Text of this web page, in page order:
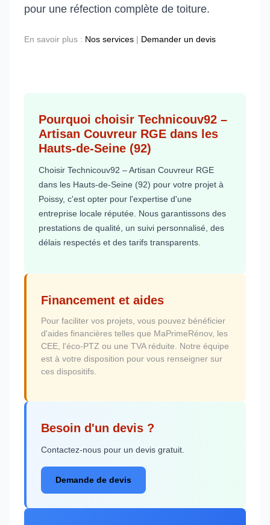
pour une réfection complète de toiture.
En savoir plus : Nos services | Demander un devis
Pourquoi choisir Technicouv92 –
Artisan Couvreur RGE dans les
Hauts-de-Seine (92)
Choisir Technicouv92 – Artisan Couvreur RGE
dans les Hauts-de-Seine (92) pour votre projet à
Poissy, c'est opter pour l'expertise d'une
entreprise locale réputée. Nous garantissons des
prestations de qualité, un suivi personnalisé, des
délais respectés et des tarifs transparents.
Financement et aides
Pour faciliter vos projets, vous pouvez bénéficier
d'aides financières telles que MaPrimeRénov, les
CEE, l'éco-PTZ ou une TVA réduite. Notre équipe
est à votre disposition pour vous renseigner sur
ces dispositifs.
Besoin d'un devis ?
Contactez-nous pour un devis gratuit.
Demande de devis